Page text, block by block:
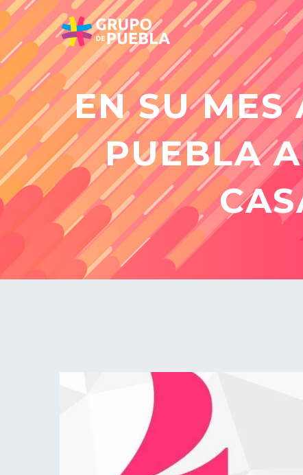
EN SU MES
PUEBLA